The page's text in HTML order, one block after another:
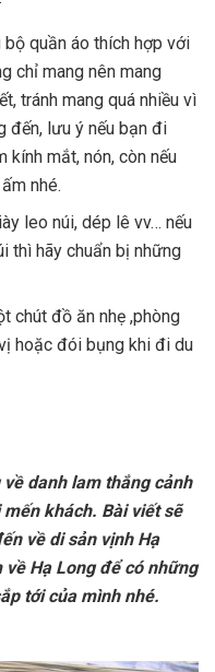
bộ quần áo thích hợp với
chỉ mang nên mang
tránh mang quá nhiều vì
đến, lưu ý nếu bạn đi
kính mắt, nón, còn nếu
nhé.
leo núi, dép lê vv… nếu
thì hãy chuẩn bị những
chút đồ ăn nhẹ ,phòng
hoặc đói bụng khi đi du
danh lam thắng cảnh
khách. Bài viết sẽ
về di sản vịnh Hạ
Hạ Long để có những
tới của mình nhé.